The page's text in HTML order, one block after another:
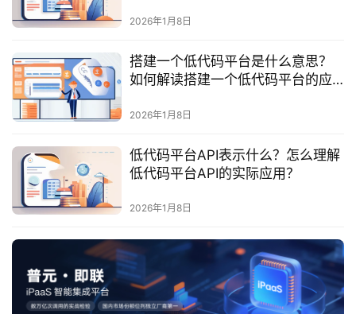
最
新
产
品
2026年1月8日
搭建一个低代码平台是什么意思？
如何解读搭建一个低代码平台的应
2026年1月8日
低代码平台API表示什么？怎么理解
低代码平台API的实际应用？
2026年1月8日